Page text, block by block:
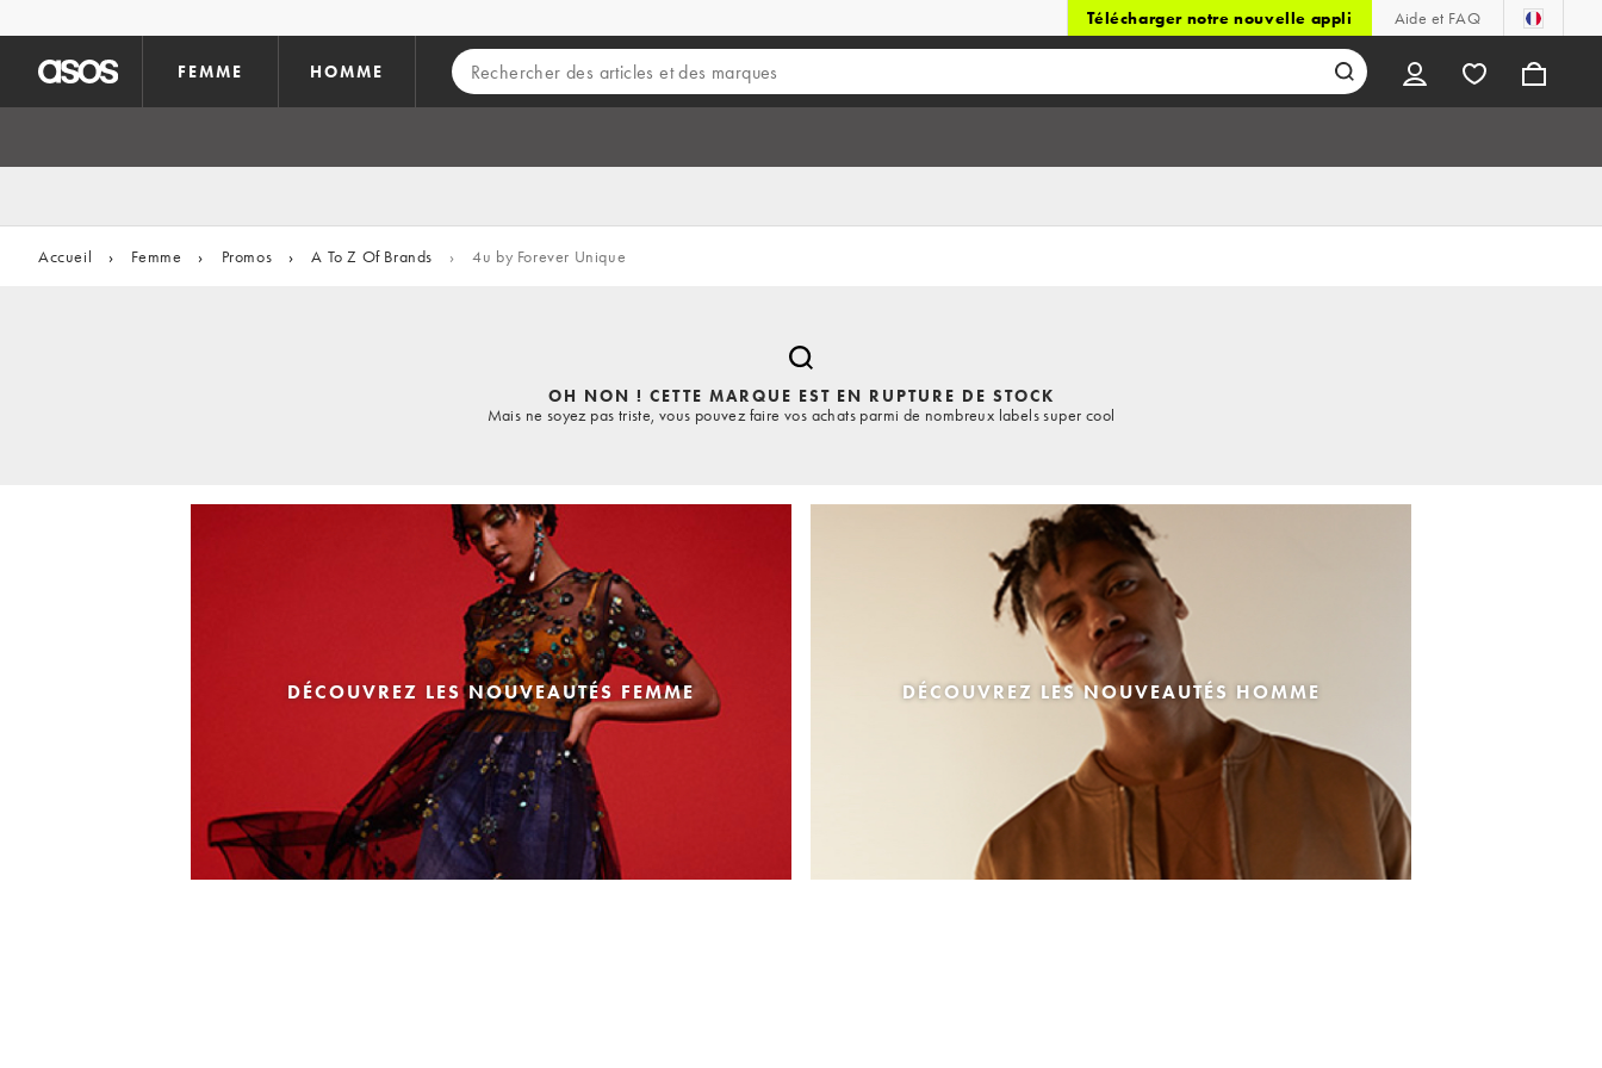
Télécharger notre nouvelle appli Aide et FAQ
FEMME HOMME
Accueil › Femme › Promos › A To Z Of Brands › 4u by Forever Unique
OH NON ! CETTE MARQUE EST EN RUPTURE DE STOCK
Mais ne soyez pas triste, vous pouvez faire vos achats parmi de nombreux labels super cool
DÉCOUVREZ LES NOUVEAUTÉS FEMME DÉCOUVREZ LES NOUVEAUTÉS HOMME